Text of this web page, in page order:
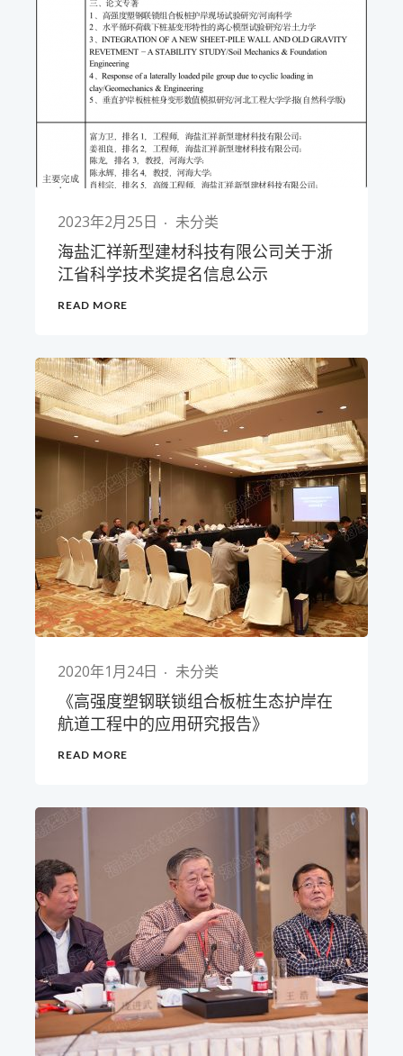
2023年2月25日
未分类
海盐汇祥新型建材科技有限公司关于浙
江省科学技术奖提名信息公示
READ MORE
2020年1月24日
未分类
《高强度塑钢联锁组合板桩生态护岸在
航道工程中的应用研究报告》
READ MORE